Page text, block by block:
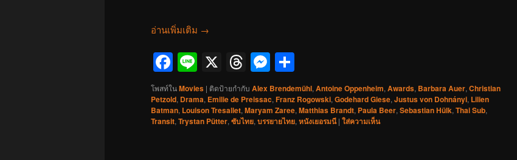
อ่านเพิ่มเติม →
Facebook
Line
X Threads
Messenger
โพสท์ในMovies | ติดป้ายกำกับ Alex Brendemühl, Antoine Oppenheim, Awards, Barbara Auer, Christian
Petzold, Drama, Emilie de Preissac, Franz Rogowski, Godehard Giese, Justus von Dohnányi, Lilien
Batman, Louison Tresallet, Maryam Zaree, Matthias Brandt, Paula Beer, Sebastian Hülk, Thai Sub,
Transit, Trystan Pütter, ซับไทย, บรรยายไทย, หนังเยอรมนี | ใส่ความเห็น